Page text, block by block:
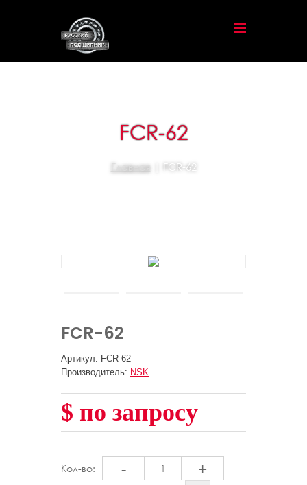
FCR-62
Главная| FCR-62
FCR-62
Артикул: FCR-62
Производитель: NSK
$ по запросу
Кол-во: - +